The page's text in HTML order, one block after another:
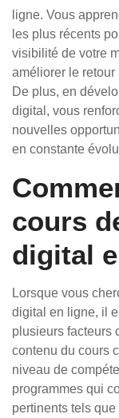
ligne. Vous
les plus récents
visibilité de votre
améliorer le
De plus, en
digital, vous
nouvelles
en constante
cours
digital
Lorsque vous
digital en ligne, il
plusieurs facteurs
contenu du cours
niveau de
programmes qui
pertinents tels